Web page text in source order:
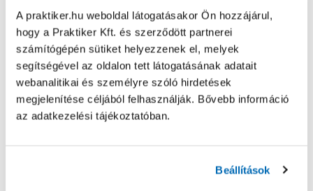
A praktiker.hu weboldal látogatásakor Ön hozzájárul,
hogy a Praktiker Kft. és szerződött partnerei
számítógépén sütiket helyezzenek el, melyek
segítségével az oldalon tett látogatásának adatait
webanalitikai és személyre szóló hirdetések
megjelenítése céljából felhasználják. Bővebb információ
az adatkezelési tájékoztatóban.
Beállítások
Oldal újratöltése